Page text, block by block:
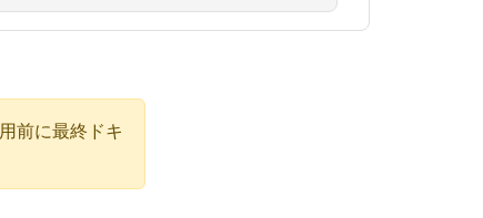
前に最終ドキ